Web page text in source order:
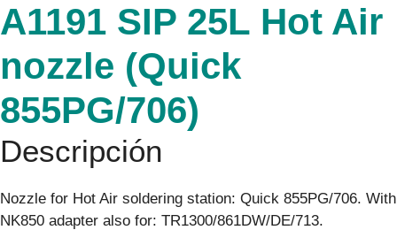
A1191 SIP 25L Hot Air
nozzle (Quick
855PG/706)
Descripción
Nozzle for Hot Air soldering station: Quick 855PG/706. With
NK850 adapter also for: TR1300/861DW/DE/713.